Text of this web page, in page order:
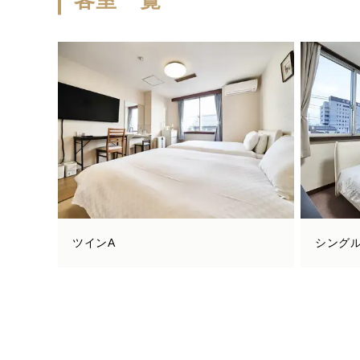
ツインA シング